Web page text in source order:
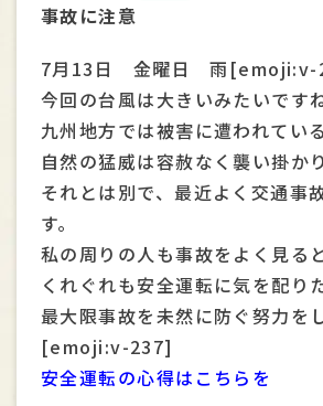
事故に注意
7月13日 金曜日 雨[emoji:v-
今回の台風は大きいみたいですね
九州地方では被害に遭われてい
自然の猛威は容赦なく襲い掛かり
それとは別で、最近よく交通事
す。
私の周りの人も事故をよく見る
くれぐれも安全運転に気を配り
最大限事故を未然に防ぐ努力を
[emoji:v-237]
安全運転の心得はこちらを